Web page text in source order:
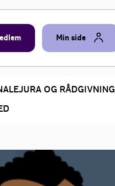
Min side
OG RÅDGIVNING